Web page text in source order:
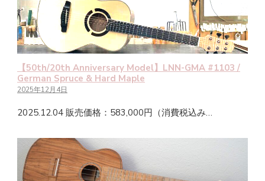
【50th/20th Anniversary Model】LNN-GMA #1103 /
German Spruce & Hard Maple
2025年12月4日
2025.12.04 販売価格：583,000円（消費税込み…